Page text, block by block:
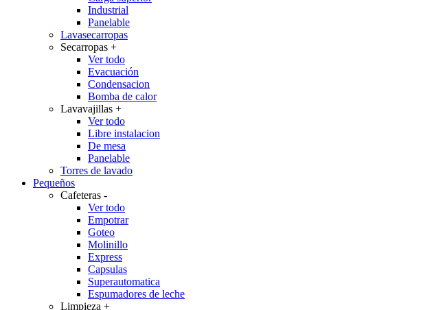
Industrial
Panelable
Lavasecarropas
Secarropas +
Ver todo
Evacuación
Condensacion
Bomba de calor
Lavavajillas +
Ver todo
Libre instalacion
De mesa
Panelable
Torres de lavado
Pequeños
Cafeteras -
Ver todo
Empotrar
Goteo
Molinillo
Express
Capsulas
Superautomatica
Espumadores de leche
Limpieza +